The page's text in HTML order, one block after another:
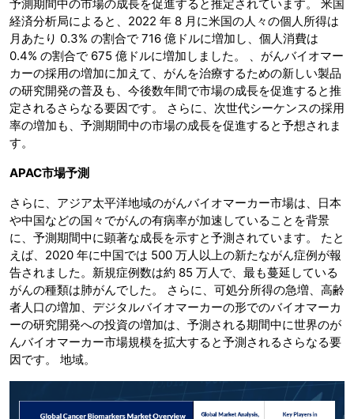
予測期間中の市場の成長を促進すると推定されています。 米国
経済分析局によると、2022 年 8 月に米国の人々の個人所得は
月あたり 0.3% の割合で 716 億ドルに増加し、個人消費は
0.4% の割合で 675 億ドルに増加しました。 、がんバイオマー
カーの採用の増加に加えて、がんを治療するための新しい製品
の研究開発の普及も、今後数年間で市場の成長を促進すると推
定されるさらなる要因です。 さらに、次世代シーケンスの採用
率の増加も、予測期間中の市場の成長を促進すると予想されま
す。
APAC市場予測
さらに、アジア太平洋地域のがんバイオマーカー市場は、日本
や中国などの国々でがんの有病率が加速していることを背景
に、予測期間中に顕著な成長を示すと予測されています。 たと
えば、2020 年に中国では 500 万人以上の新たながん症例が報
告されました。新規症例数は約 85 万人で、最も蔓延している
がんの種類は肺がんでした。 さらに、可処分所得の急増、高齢
者人口の増加、デジタルバイオマーカーの形でのバイオマーカ
ーの研究開発への投資の増加は、予測される期間中に世界のが
んバイオマーカー市場規模を拡大すると予測されるさらなる要
因です。 地域。